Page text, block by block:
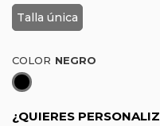
Talla única
COLOR
Negro
¿QUIERES